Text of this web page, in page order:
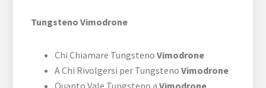
Tungsteno Vimodrone
Chi Chiamare TungstenoVimodrone
A Chi Rivolgersi per TungstenoVimodrone